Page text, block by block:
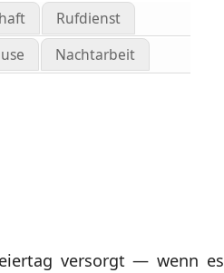
Rufdienst
Nachtarbeit
versorgt — wenn es